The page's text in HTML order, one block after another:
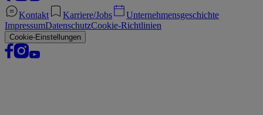
Kontakt Karriere/Jobs
Unternehmensgeschichte
ImpressumDatenschutzCookie-Richtlinien
Cookie-Einstellungen